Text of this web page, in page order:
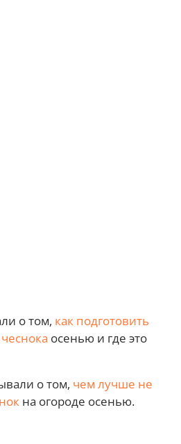
о том, как подготовить
осенью и где это
о том, чем лучше не
на огороде осенью.